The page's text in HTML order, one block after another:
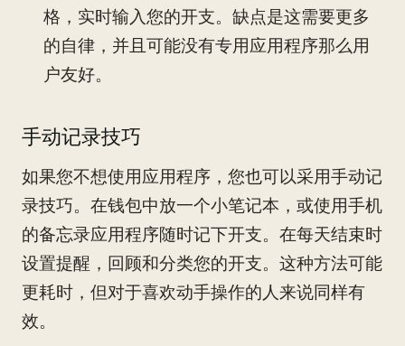
格，实时输入您的开支。缺点是这需要更多
的自律，并且可能没有专用应用程序那么用
户友好。
手动记录技巧
如果您不想使用应用程序，您也可以采用手动记
录技巧。在钱包中放一个小笔记本，或使用手机
的备忘录应用程序随时记下开支。在每天结束时
设置提醒，回顾和分类您的开支。这种方法可能
更耗时，但对于喜欢动手操作的人来说同样有
效。